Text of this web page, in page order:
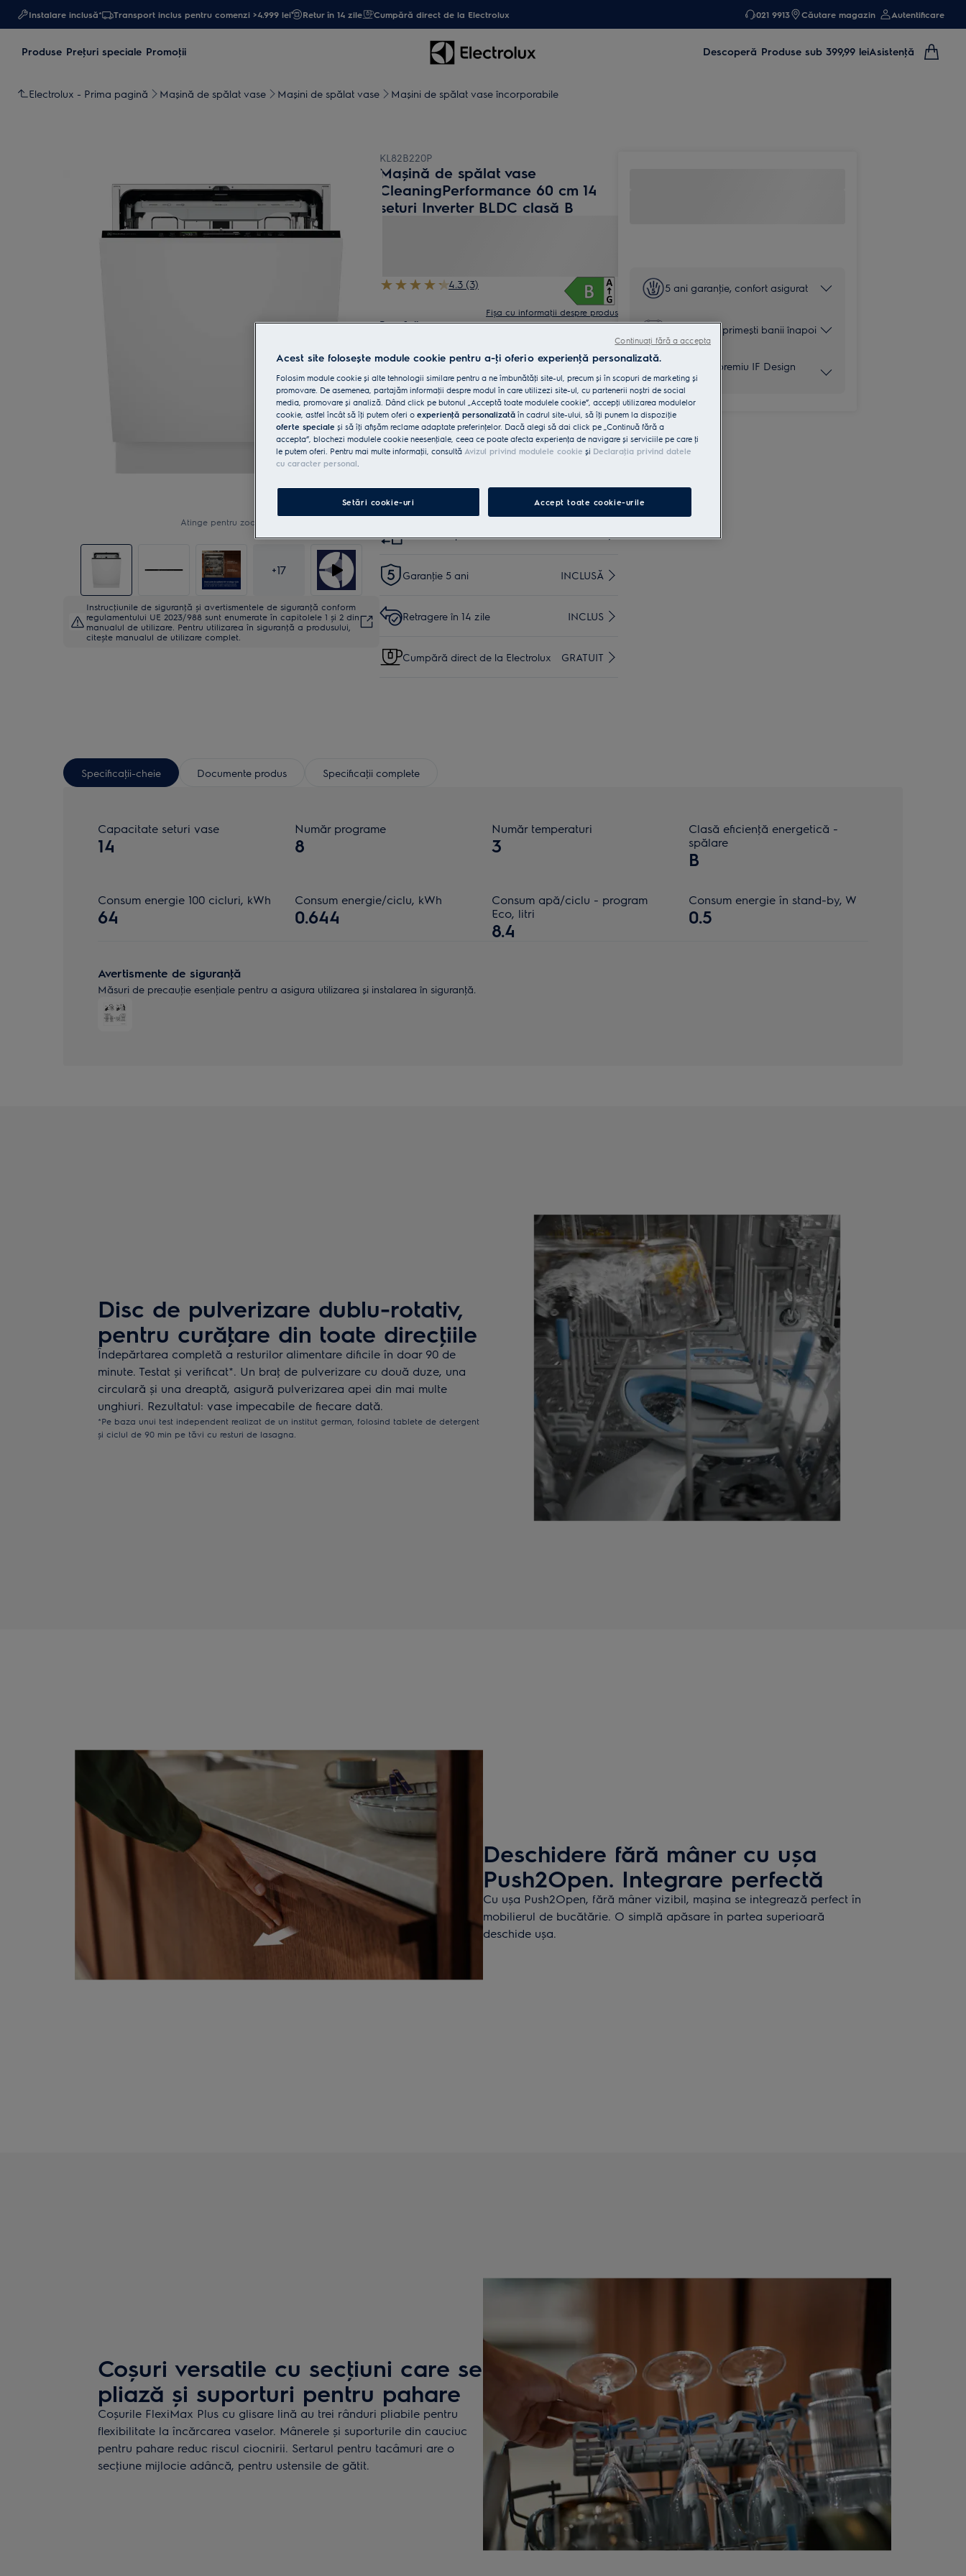
Instalare inclusă* Transport inclus pentru comenzi >4.999 lei Retur în 14 zile Cumpără direct de la Electrolux 021 9913 Căutare magazin Autentificare
Produse Preţuri speciale Promoţii Descoperă Produse sub 399,99 leiAsistenţă
Electrolux - Prima pagină Mașină de spălat vase Maşini de spălat vase Mașini de spălat vase încorporabile
Atinge pentru zoom
+17
Instrucţiunile de siguranţă și avertismentele de siguranţă conform
regulamentului UE 2023/988 sunt enumerate în capitolele 1 și 2 din
manualul de utilizare. Pentru utilizarea în siguranţă a produsului,
citește manualul de utilizare complet.
KL82B220P
Mașină de spălat vase
CleaningPerformance 60 cm 14
seturi Inverter BLDC clasă B
4.3 (3)
Fișa cu informaţii despre produs
Beneficii
Îndepărtează reziduurile persistente. Consumă doar 8,4
360Clean® Pro elimină eficient reziduurile persistente.
mâner Push2Open
Cumpără de pe www.electrolux.ro și primești:
Livrare inclusă pentru comenzi mai
mari de 4999 lei
35 lei
Garanţie 5 ani INCLUSĂ
Retragere în 14 zile INCLUS
Cumpără direct de la Electrolux GRATUIT
5 ani garanţie, confort asigurat
60 de zile și primești banii înapoi
Căștigător premiu IF Design
Award 2026
Specificaţii-cheie Documente produs Specificaţii complete
Capacitate seturi vase
14
Număr programe
8
Număr temperaturi
3
Clasă eficienţă energetică -
spălare
B
Consum energie 100 cicluri, kWh
64
Consum energie/ciclu, kWh
0.644
Consum apă/ciclu - program
Eco, litri
8.4
Consum energie în stand-by, W
0.5
Avertismente de siguranţă
Măsuri de precauţie esenţiale pentru a asigura utilizarea și instalarea în siguranţă.
Disc de pulverizare dublu-rotativ,
pentru curăţare din toate direcţiile
Îndepărtarea completă a resturilor alimentare dificile în doar 90 de
minute. Testat și verificat*. Un braţ de pulverizare cu două duze, una
circulară și una dreaptă, asigură pulverizarea apei din mai multe
unghiuri. Rezultatul: vase impecabile de fiecare dată.
*Pe baza unui test independent realizat de un institut german, folosind tablete de detergent
și ciclul de 90 min pe tăvi cu resturi de lasagna.
Deschidere fără mâner cu ușa
Push2Open. Integrare perfectă
Cu ușa Push2Open, fără mâner vizibil, mașina se integrează perfect în
mobilierul de bucătărie. O simplă apăsare în partea superioară
deschide ușa.
Coșuri versatile cu secţiuni care se
pliază și suporturi pentru pahare
Coșurile FlexiMax Plus cu glisare lină au trei rânduri pliabile pentru
flexibilitate la încărcarea vaselor. Mânerele și suporturile din cauciuc
pentru pahare reduc riscul ciocnirii. Sertarul pentru tacâmuri are o
secţiune mijlocie adâncă, pentru ustensile de gătit.
Acest site folosește module cookie pentru a-ţi oferi o experienţă personalizată.
Folosim module cookie și alte tehnologii similare pentru a ne îmbunătăţi site-ul, precum și în scopuri de marketing și
promovare. De asemenea, partajăm informaţii despre modul în care utilizezi site-ul, cu partenerii noștri de social
media, promovare și analiză. Dând click pe butonul „Acceptă toate modulele cookie”, accepţi utilizarea modulelor
cookie, astfel încât să îţi putem oferi o experienţă personalizată în cadrul site-ului, să îţi punem la dispoziţie
oferte speciale și să îţi afișăm reclame adaptate preferinţelor. Dacă alegi să dai click pe „Continuă fără a
accepta”, blochezi modulele cookie neesenţiale, ceea ce poate afecta experienţa de navigare și serviciile pe care ţi
le putem oferi. Pentru mai multe informaţii, consultă Avizul privind modulele cookie și Declaraţia privind datele
cu caracter personal.
Setări cookie-uri Accept toate cookie-urile
Continuați fără a accepta